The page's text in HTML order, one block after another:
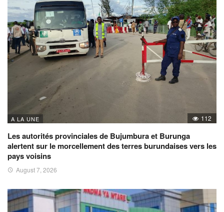
A LA UNE 112
Les autorités provinciales de Bujumbura et Burunga
alertent sur le morcellement des terres burundaises vers les
pays voisins
August 7, 2026